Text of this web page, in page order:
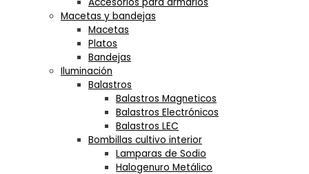
Macetas y bandejas
Macetas
Platos
Bandejas
Iluminación
Balastros
Balastros Magneticos
Balastros Electrónicos
Balastros LEC
Bombillas cultivo interior
Lamparas de Sodio
Halogenuro Metálico